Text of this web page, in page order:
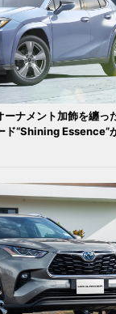
ナメント加飾を纏っ
ド“Shining Essence”